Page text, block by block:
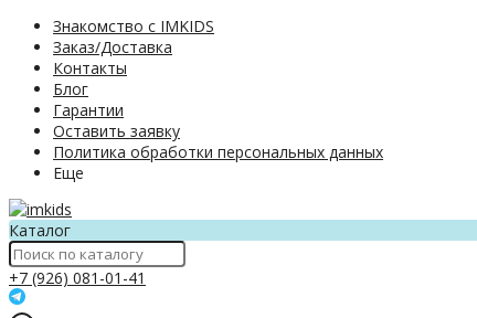
Знакомство с IMKIDS
Заказ/Доставка
Контакты
Блог
Гарантии
Оставить заявку
Политика обработки персональных данных
Еще
Каталог
+7 (926) 081-01-41